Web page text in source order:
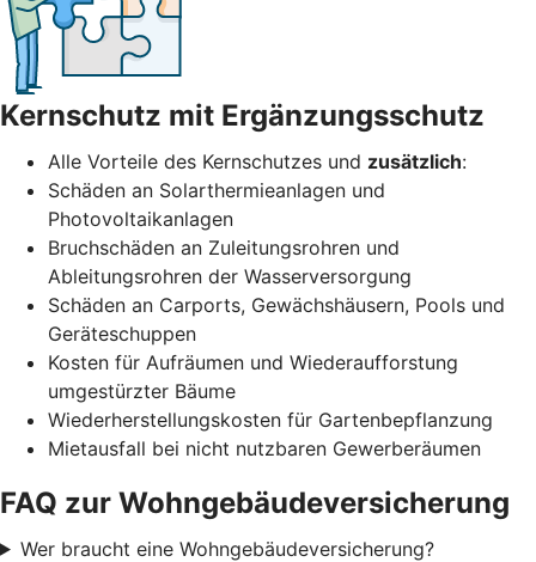
Kernschutz mit Ergänzungsschutz
Alle Vorteile des Kernschutzes und zusätzlich:
Schäden an Solarthermieanlagen und
Photovoltaikanlagen
Bruchschäden an Zuleitungsrohren und
Ableitungsrohren der Wasserversorgung
Schäden an Carports, Gewächshäusern, Pools und
Geräteschuppen
Kosten für Aufräumen und Wiederaufforstung
umgestürzter Bäume
Wiederherstellungs­kosten für Garten­bepflanzung
Mietausfall bei nicht nutz­baren Gewerbe­räumen
FAQ zur Wohngebäudeversicherung
Wer braucht eine Wohngebäudeversicherung?